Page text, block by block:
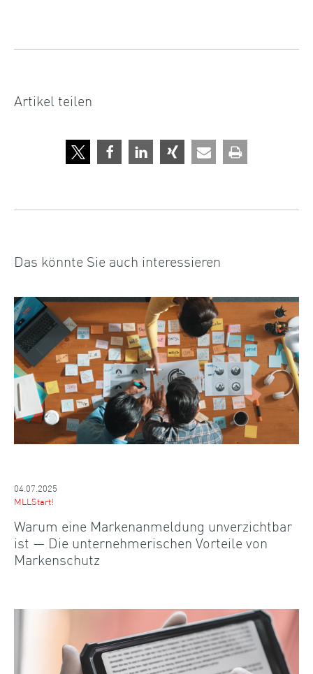
Artikel teilen
Das könnte Sie auch interessieren
04.07.2025
MLLStart!
Warum eine Markenanmeldung unverzichtbar
ist — Die unternehmerischen Vorteile von
Markenschutz